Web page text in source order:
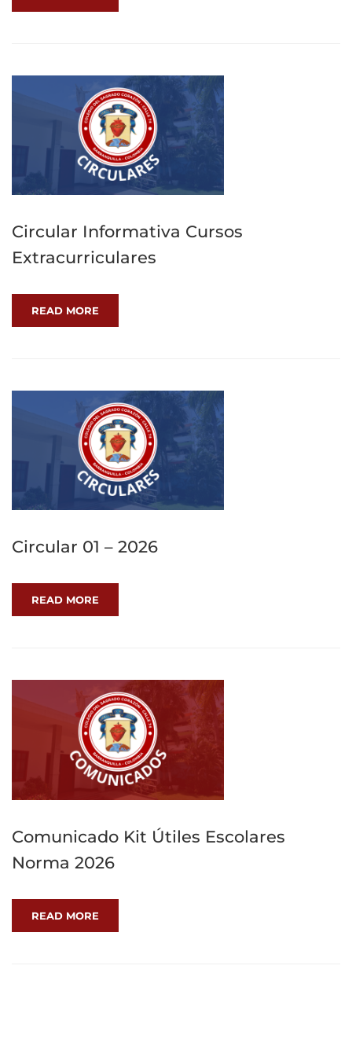
Circular Informativa Cursos
Extracurriculares
READ MORE
Circular 01 – 2026
READ MORE
Comunicado Kit Útiles Escolares
Norma 2026
READ MORE